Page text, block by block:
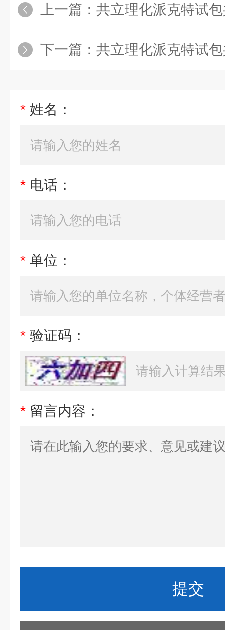
上一篇： 共立理化派克特试包共立理
下一篇： 共立理化派克特试包共立
* 姓名：
* 电话：
* 单位：
* 验证码：
* 留言内容：